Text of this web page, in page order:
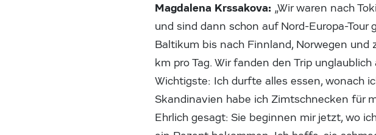
Magdalena Krssakova: „Wir waren nach
und sind dann schon auf Nord-Europa-Tour
Baltikum bis nach Finnland, Norwegen und
km pro Tag. Wir fanden den Trip
Wichtigste: Ich durfte alles essen, wonach
Skandinavien habe ich Zimtschnecken für
Ehrlich gesagt: Sie beginnen mir jetzt, wo